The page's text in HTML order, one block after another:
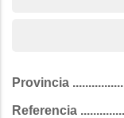
Provincia
Referencia